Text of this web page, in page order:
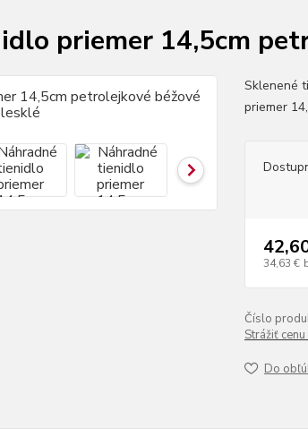
priemer 14,5cm
Sklenené
priemer
34,63 €
Číslo
Strážiť
Do